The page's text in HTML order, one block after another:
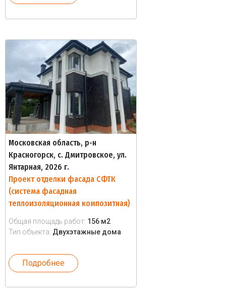
Московская область, р-н
Красногорск, с. Дмитровское, ул.
Янтарная, 2026 г.
Проект отделки фасада СФТК
(система фасадная
теплоизоляционная композитная)
Общая площадь работ: 156 м2
Тип объекта: Двухэтажные дома
Подробнее